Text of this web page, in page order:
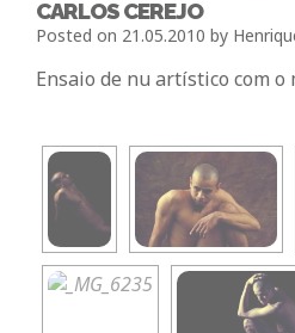
CARLOS CEREJO
Posted on 21.05.2010 by
Ensaio de nu artístico com o